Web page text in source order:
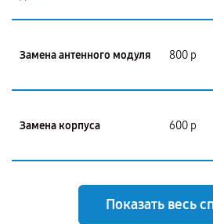
Замена антенного модуля 800 р
Замена корпуса 600 р
Показать весь